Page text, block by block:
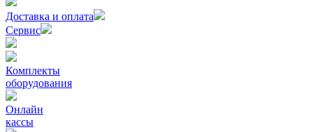
Доставка и оплата
Сервис
Комплекты
оборудования
Онлайн
кассы